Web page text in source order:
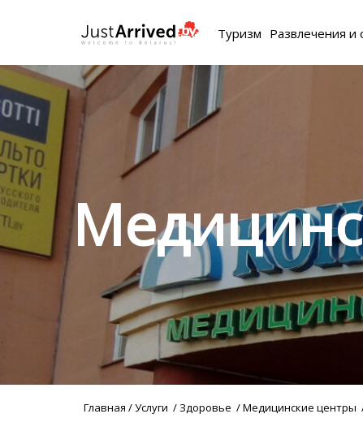
Туризм Развлечения и
Главная /Услуги / Здоровье /Медицинские центры